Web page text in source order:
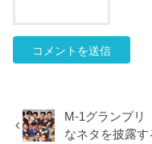
M-1グランプリ
なネタを披露す